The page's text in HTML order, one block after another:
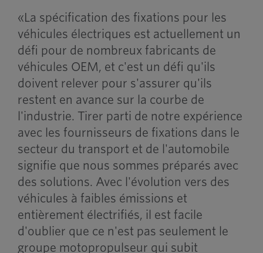
«La spécification des fixations pour les
véhicules électriques est actuellement un
défi pour de nombreux fabricants de
véhicules OEM, et c'est un défi qu'ils
doivent relever pour s'assurer qu'ils
restent en avance sur la courbe de
l'industrie. Tirer parti de notre expérience
avec les fournisseurs de fixations dans le
secteur du transport et de l'automobile
signifie que nous sommes préparés avec
des solutions. Avec l'évolution vers des
véhicules à faibles émissions et
entièrement électrifiés, il est facile
d'oublier que ce n'est pas seulement le
groupe motopropulseur qui subit